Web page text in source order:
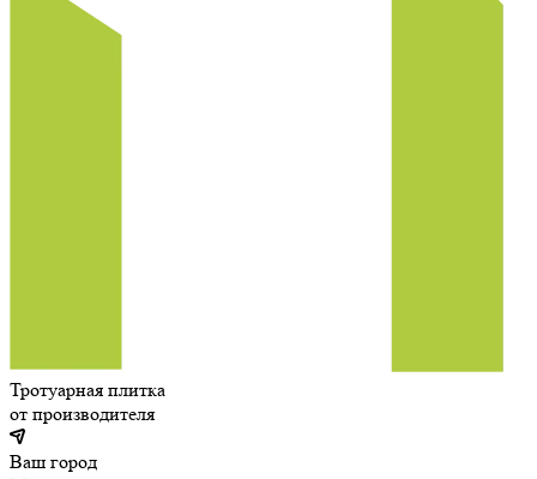
Тротуарная плитка
от производителя
Ваш город